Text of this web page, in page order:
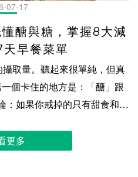
07-17
醣與糖，掌握8大減
早餐菜單
果類的每日建議份數與一份的大小，這是比憑感覺可靠的依據。食用方式：這一項的影響可能比前兩項都大。整顆吃 > 打成果汁。 打成汁之後纖維被破壞、體積變小，很容易一次喝下三顆的量，而你不會一次吃三顆。 技巧八：準備成分單純、方便取得的備用點心減醣最常失敗的時刻，不是在餐桌上，是在餓了但手邊沒東西的那個當下。 那個當下人不會做最好的選擇，只會做最快的選擇。所以與其考驗意志力，不如先把選擇準備好：家裡、辦公室抽屜、包包裡，放一個成分單純、不用處理就能吃的東西。 判斷標準有兩個：成分表短（看得懂裡面是什麼）、不用準備（撕開就能吃，或幾分鐘能加熱好）。超商就買得到的無糖豆漿、茶葉蛋、小包裝無調味堅果都符合；反過來說，餅乾、麵包櫃裡的甜麵包、含糖優酪乳雖然也很快，但它們解決的是嘴饞不是餓。 我們的減醣貝果也是為了這個痛點而設計的：不用退冰，微波加熱1分鐘就能吃，成分表透明，用料天然，你也看得懂，也安心。至於它在早餐怎麼搭？繼續看下去，等下就為你介紹。 減醣食物有哪些？減醣主食替換對照主食不必戒，是換成更好的選擇就可以！白飯可以換成花椰菜米或混入全穀，麵條有蒟蒻麵和豆製麵，麵包則要看配方裡的碳水總量。每一種的口感與代價都不一樣。 白飯可以換成哪些選擇？用花椰菜米減醣？白飯的替換有三條路，代價各不相同。 一、換成全穀（糙米、五穀米、藜麥混飯）。碳水沒有變少多少，換的是纖維和口感。優點是最容易接受，缺點是它解決的不是「量」的問題。二、混一半（白飯和花椰菜米各半，或飯和豆類各半）。這是實務上最常見的做法，因為它保留了「在吃飯」的感覺，量卻真的降下來了。三、整碗換成花椰菜米。 碳水降最多，但口感差最遠。它是花椰菜，不是飯。多數人的問題不是不知道這招，是撐不過第三天。 麵條的替換選項？麵條的替換選項比白飯多，因為麵的形狀比較好模仿。常見的有這四種：蒟蒻麵：碳水極低，但口感偏彈、幾乎沒有麵味。它是蒟蒻，不是麵。蛋白麵：用高蛋白粉或大豆蛋白取代部分麵粉，碳水比一般麵條低、蛋白質高。這一類在台灣越來越好買，超市和網購都有。全麥麵：跟糙米飯一樣，換的是纖維不是量。 選的時候要先決定你在意什麼：要碳水降最多，蒟蒻麵；要口感最接近一般麵條，全麥麵；要同時把蛋白質那一格一起補上，就選蛋白麵。 麵包可以換成哪些選擇？麵包這一類最需要小心，因為「看起來很營養」和「碳水真的比較低」是兩件事。 全麥麵包、雜糧麵包、歐式麵包，這些名字給人的印象是負擔較輕，但它們的碳水未必比白吐司低多少。麵包的碳水來自麵粉，而換麵粉的種類不等於換掉碳水。真正會影響總碳水的是配方（用了什麼粉、加了多少糖）和份量（一個多大）。 所以判斷麵包只有一個可靠方法：看營養標示的碳水化合物那一欄，用每 100 公克比。 名字、顏色、賣相都不能當依據。 而這時，喜歡吃麵包，但因為要減醣，那減醣貝果就是最好的選項之一！但一樣要看標示，因為市面上減醣貝果品牌眾多，不能因為名字裡有「減醣」就跳過這一步，如何選出真的減醣、用料天然，又能吃得飽，最重要是美味優先，若要研究試吃又是一門辛苦的功課。但原味時代的減醣貝果，直接符合條件，就是不用再額外做功課的推薦選項！ 減醣早餐一週菜單怎麼配早餐要減醣，難的不是知識是時間。固定幾個能重複的組合，一份蛋白質加一份蔬菜加一份控制過碳水的主食，配好一次就能用一週。 減醣早餐，首選「減醣貝果」想吃得滿足，又希望少一點負擔？減醣貝果以保留麵包Q彈嚼勁，再透過加入大豆纖維(豆渣)來取代部分麵粉，來調整降低醣類含量，每顆都減少碳水 30%、減少熱量 20%。讓你在享受 10 多種人氣口味與Q彈鬆軟口感的同時，也能更輕鬆安排每天的飲食。無論搭配雞胸肉、蛋、酪梨或生菜沙拉，都能快速完成一份營養均衡的早餐，兼顧美味、飽足感與便利，為一天注入滿滿活力。 減醣早餐，一週菜單推薦原則只有一個：每天都是「一份主食＋一份蛋白質＋一份蔬菜」。 主食這一格我們就用減醣貝果，因為在你生活中，不用花力氣、不用再研究做功課的最佳選項之一：冰箱拿出來，不用退冰 直接加熱就能吃。而口味換著吃，就能開心吃一週的關鍵。 減醣貝果口味蛋白質蔬菜週一原味麥香減醣貝果水煮蛋 2 顆小番茄一把週二奶油香蒜減醣貝果無糖豆漿 1 杯生菜沙拉（油醋）週三小農番茄瑪格麗特減醣貝果雞胸肉片夾進貝果的生菜週四重乳酪起司減醣貝果水煮蛋 2 顆燙青菜週五墨西哥辣椒減醣貝果荷包蛋 2 顆涼拌小黃瓜週六紫心地瓜減醣貝果無糖希臘優格酪梨或生菜週日惡魔可可減醣貝果蛋 2 顆＋嫩豆腐炒蔬菜一盤 怎麼換口味： 鹹的那幾天（奶油香蒜、小農番茄瑪格麗特、墨西哥辣椒、重乳酪起司）適合切開夾蛋和生菜，當三明治吃；甜的那幾天（惡魔可可、紫心地瓜、蜜香蘋果紅茶、藍莓優格丁）直接吃就好，蛋白質配旁邊的豆漿或優格。週五排墨西哥辣椒更爽快。一週吃到第五天最容易懈怠，重口味的那顆放在這裡。 三個實務提醒： 紫心地瓜那天要注意：貝果本身就是主食，不要再另外配地瓜或玉米。蔬菜是最容易被跳過的一格，也是最該守住的。前一晚先洗好切好，隔天成功率差很多。這是起點不是規定。 七顆全換成你愛的那一種也可以，只是第四天你大概會想換。 配了一週之後，接下來談幾個新手最常踩的坑。 減醣新手最常誤會的三件事三個最常見的誤會：以為減醣就是不吃澱粉、只看營養標示的「糖」不看總碳水、以及覺得減醣一定很麻煩。前兩個是定義沒搞清楚，第三個是方法問題。 把「不吃澱粉」當成減醣這是最常見的一個，而且它會讓人吃得比原本更糟。 減醣減的是總醣量，澱粉只是其中的一部分。所以「戒掉澱粉」不等於「減醣成功」。如果戒了飯，卻改喝含糖飲料、多吃水果、多喝奶茶，總醣量可能一點都沒降。 反過來也一樣：主食完全不吃，並不會讓效果加倍。 主食是一天裡最好控制、也最容易計算的一格。把它整個砍掉之後，剩下的那些（醬料、飲料、水果、加工食品裡的糖）反而更難掌握。 「不吃澱粉」聽起來像是更努力的版本，實際上是把一個好控制的變數換成一堆不好控制的變數。 只看「糖」不看「總碳水」這個誤會的成因很好理解：營養標示上有一欄明明白白寫著「糖」，看它最直覺。 但前面講過，那一欄只算單醣與雙醣，澱粉不在裡面。所以一個「糖 0 公克」的商品，碳水化合物那一欄可能是 40 公克。它不甜，但它是醣。 減醣要看的是碳水化合物那一欄，不是糖那一欄。 這句話值得記起來，因為市面上「無糖」「零糖」的訴求很多，而它們講的都是那一小塊。 減醣菜單太麻煩，不容易維持？這個不是誤會，是真的。而且它是減醣最大的失敗原因。不是不知道怎麼做，是做不下去。 麻煩來自三個地方：要想（今天吃什麼）、要備（買、洗、切、煮）、要算（這個能不能吃、吃多少）。 三個裡面，「要想」最容易解決：固定幾個組合，重複用。 前面那份一週菜單的重點不是那七天有多豐富，而是它的結構只有一種：一份主食、一份蛋白質、一份蔬菜。結構固定之後，決策成本就掉下來了。 「要備」的解法是先把最卡的那一格準備好。多數人卡在蛋白質和主食（要煮），蔬菜反而好處理。這也是我們做貝果和雞塊的原因：把最卡的那兩格變成不用準備。 「要算」則會隨著時間自己變簡單。前兩週最累，因為每樣東西都要查；查過的東西不用查第二次。 把誤會清掉之後，剩下的是大家最常問的那些具體問題。 關於減醣，大家最常問的 9 件事減醣外食怎麼吃？先決定主食那一格，其他跟著調整。 外食沒辦法改配方，但幾乎每一餐都給你選主食的權力：飯可以要半碗，麵可以少一點，便當的飯可以不吃完。主食這一格通常是一餐裡最大、也最好調整的那一塊，先處理它。 剩下的藏在看不見的地方：勾芡、醬料、糖醋、照燒、蜜汁，這些難免都有含糖。同一道菜，清炒和糖醋差很多。 實務上最好用的三家：自助餐（自己夾，蔬菜和蛋白質都好挑，是外食減醣的最強選項）、便當店（跟老闆說「飯少一點」就好，多數店家都願意）、火鍋（湯底選昆布或清湯，避開餃類與火鍋料）。 最難的是羹湯、燴飯、炒麵、鍋燒意麵這類「主食和醬料綁在一起」的品項。勾芡本身就是澱粉，你沒辦法把它挑掉。滷肉飯和牛肉麵也是硬仗：主食就是那一碗，減了就沒了。 上班趕時間，減醣怎麼吃？趕時間的時候人不會做最好的選擇，只會做最快的選擇。 所以這題的答案不在「怎麼選」，在「前一天做了什麼」。 三個實際做法：前一晚把蔬菜洗切好（早上的成敗多半在這格）、手邊常備能直接吃的蛋白質（水煮蛋、無糖豆漿、能快速加熱的肉品）、主食選能放的。 我們的減醣貝果和輕卡厚雞塊就是為了這個情境做的：不用退冰，幾分鐘能加熱好，這份如果沒準備，其他兩份再好也撐不住。 適合減醣的族群？這篇談的是一般成人的日常飲食調整。 如果你平常外食比例高、精緻糖和精緻澱粉吃得不少、想把飲食結構調整得均衡一點，那減醣是一個容錯高、好上手的起點。它不需要記帳，一餐沒做到也不會歸零。 如果你已經在做低碳、而且做得下去，那不必往回退。方法沒有高下，能維持的才有意義。 不適合減醣的族群？有特殊需求的族群，飲食調整請先問過醫師或營養師。 減醣容易吃不飽怎麼辦？先檢查是不是只做了「減」，沒做「補」。 最常見的狀況是：飯減半了，其他都沒動。那一餐的總量少了，份量感當然就少了。 補的順序是蛋白質優先，蔬菜其次。 蛋白質那一份的大小到你的一個手掌，蔬菜到一個手掌以上，這兩格先放滿，主食那格自然就少了。 還有兩個常被忽略的：吃太快（份量感需要時間，狼吞虎嚥時大腦來不及跟上）和水喝太少（口渴常被誤認成餓）。 如果補了、也慢慢吃了，還是餓，那可能是減太快了。減醣不是比賽，從減四分之一碗飯開始，比一次砍半更容易走得久。 減醣食物不好吃？這題要老實回答：有些真的不好吃。 花椰菜米不是飯，蒟蒻麵不是麵，這是物理現實，換個講法也不會變。 而原味時代的研發原則是美味優先：一個東西如果看起來減醣減很多，但沒人想吃第二次的話，那就沒有解決問題。所以我們做減醣貝果的時候，除了重視原料天然、減少吃進去的負擔外，也努力研發 10 多種人氣口味，致力於讓貝果美味好吃。像是甜系的藍莓優格丁和鹹系的小農番茄瑪格麗特，都是客人吃了喜歡，不斷回購的選擇！ 白飯不甜，為什麼是含醣食物？因為「甜」不是判定的依據，結構才是。 白飯的主要成分是澱粉，而澱粉是碳水化合物的一種，也就是醣。它在標示上不會出現在「糖」那一欄（那欄只算單醣與雙醣），但它結結實實算在「碳水化合物」那一欄裡。 換句話說：白飯不甜，跟白飯含醣，這兩件事完全不衝突。 甜度是舌頭的感覺，含不含醣是結構的問題。 這也是為什麼「我沒吃甜的」不能當成「我沒吃醣」的理由。 地瓜、玉米、南瓜算不算澱粉？算。而且在飲食分類裡，它們跟白飯是同一類。 國健署《每日飲食指南手冊》把它們歸在「全穀雜糧類」，也就是主食那一格，不是蔬菜那一格。所以一頓飯裡如果有飯又有地瓜，那是兩份主食，不是一份主食加一份蔬菜。 這件事常常被誤會，因為它們長得像蔬菜、也常出現在菜的位置。芋頭、馬鈴薯、蓮藕、豌豆仁也是同樣的情況。 它們不是不能吃。比起白飯，它們多半帶著更多纖維。要調整的是份量的認知：它出現的時候，主食那一格要跟著減。 減醣飲食，要一直持續嗎？這是個人選擇，不是指引，所以沒有標準答案。 「減醣飲食」沒有規定的期程，也沒有「做滿幾週就完成」這回事。它比較像一組飲食習慣的調整方向，而不是一個有終點的過程。 我們的看法是：與其問「要做多久」，不如問「哪些部分你願意一直做」。 實務上，多數人最後留下來的不是最嚴格的那些做法，而是最不費力的那幾個：像是主食換成減醣貝果、蔬菜多一點、飲料改無糖。這幾件事不需要意志力，久了就是習慣。至於花椰菜米那種需要天天忍耐的，通常留不下來，那也沒關係。 能一直做的，才會有意義；做不下去的，做多久都會回去。 減醣飲食｜加入社群，發現更多減醣的技巧減醣這件事，一個人做最難的不是知識，是沒有人可以問。 我們有一個減醣社群，裡面有人在分享今天的早餐怎麼配、哪家外食可以吃、哪個做法撐不過三天。這些東西不會出現在任何一篇文章裡，因為它們太細、太日常，但那正是真的在做的人需要的。 歡迎加入，一起把這件事變得簡單一點。 >> 立即加入社群，把減醣變成你的美好生活！ 除此之外，還有減醣必備的「減醣貝果」，這裡有「新客」的優惠，[ 點擊這裡立即看 ]！ 讓減醣生活輕鬆實現！ 更多資訊在這裡： ‣ 來逛逛｜原味時代貝果 ‣ 加入｜原味時代 LINE 官方帳號 ‣ 加入｜原味時代 LINE VIP寵粉社群
更多